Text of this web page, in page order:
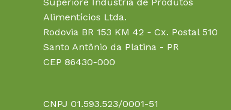
Alimentícios Ltda.
Rodovia BR 153 KM 42 - Cx. Postal 510
Santo Antônio da Platina - PR
CEP 86430-000
CNPJ 01.593.523/0001-51